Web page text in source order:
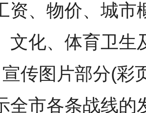
资、物价、城市
文化、体育卫生
传图片部分(彩
全市各条战线的